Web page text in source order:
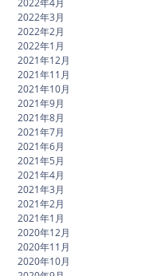
2022年4月
2022年3月
2022年2月
2022年1月
2021年12月
2021年11月
2021年10月
2021年9月
2021年8月
2021年7月
2021年6月
2021年5月
2021年4月
2021年3月
2021年2月
2021年1月
2020年12月
2020年11月
2020年10月